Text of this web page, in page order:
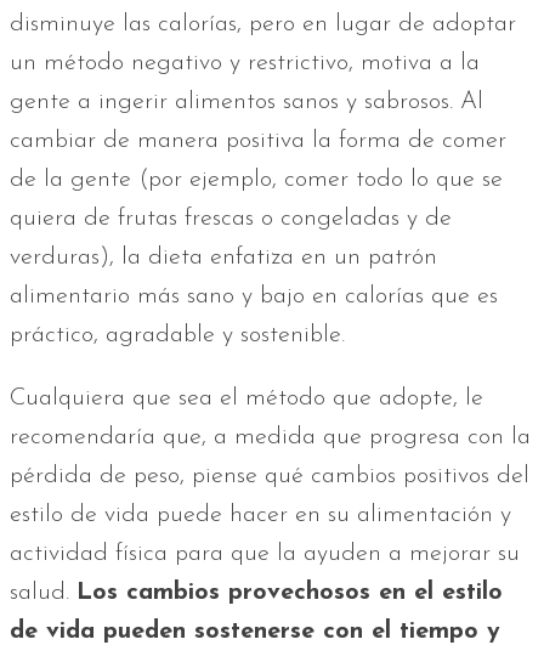
disminuye las calorías, pero en lugar de adoptar
un método negativo y restrictivo, motiva a la
gente a ingerir alimentos sanos y sabrosos. Al
cambiar de manera positiva la forma de comer
de la gente (por ejemplo, comer todo lo que se
quiera de frutas frescas o congeladas y de
verduras), la dieta enfatiza en un patrón
alimentario más sano y bajo en calorías que es
práctico, agradable y sostenible.
Cualquiera que sea el método que adopte, le
recomendaría que, a medida que progresa con la
pérdida de peso, piense qué cambios positivos del
estilo de vida puede hacer en su alimentación y
actividad física para que la ayuden a mejorar su
salud. Los cambios provechosos en el estilo
de vida pueden sostenerse con el tiempo y